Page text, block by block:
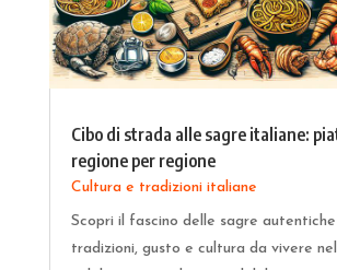
Cibo di strada alle sagre italiane:
regione per regione
Cultura e tradizioni italiane
Scopri il fascino delle sagre
tradizioni, gusto e cultura da vivere